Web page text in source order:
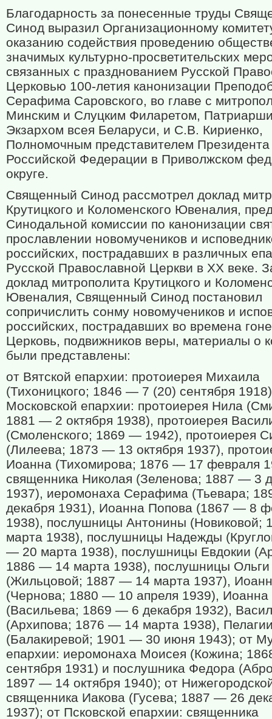
Благодарность за понесенные труды
Синод выразил Организационному
оказанию содействия проведению
значимых культурно-просветительских
связанных с празднованием Русской
Церковью 100-летия канонизации
Серафима Саровского, во главе с
Минским и Слуцким Филаретом,
Экзархом всея Беларуси, и С.В. Кириенко,
Полномочным представителем Президента
Российской Федерации в Приволжском
округе.
Священный Синод рассмотрел доклад
Крутицкого и Коломенского Ювеналия,
Синодальной комиссии по канонизации
прославлении новомучеников и
российских, пострадавших в различных
Русской Православной Церкви в ХХ веке.
доклад митрополита Крутицкого и
Ювеналия, Священный Синод постановил
сопричислить сонму новомучеников и
российских, пострадавших во времена
Церковь, подвижников веры, материалы о
были представлены:
от Вятской епархии: протоиерея Михаила
(Тихоницкого; 1846 — 7 (20) сентября
Московской епархии: протоиерея Нила
1881 — 2 октября 1938), протоиерея
(Смоленского; 1869 — 1942), протоиерея
(Лилеева; 1873 — 13 октября 1937),
Иоанна (Тихомирова; 1876 — 17 февраля
священника Николая (Зеленова; 1887 — 3
1937), иеромонаха Серафима (Тьевара;
декабря 1931), Иоанна Попова (1867 — 8
1938), послушницы Антонины (Новиковой;
марта 1938), послушницы Надежды
— 20 марта 1938), послушницы Евдокии
1886 — 14 марта 1938), послушницы Ольги
(Жильцовой; 1887 — 14 марта 1937),
(Чернова; 1880 — 10 апреля 1939), Иоанна
(Васильева; 1869 — 6 декабря 1932),
(Архипова; 1876 — 14 марта 1938),
(Балакиревой; 1901 — 30 июня 1943); от
епархии: иеромонаха Моисея (Кожина;
сентября 1931) и послушника Федора
1897 — 14 октября 1940); от
священника Иакова (Гусева; 1887 — 26
1937); от Псковской епархии: священника